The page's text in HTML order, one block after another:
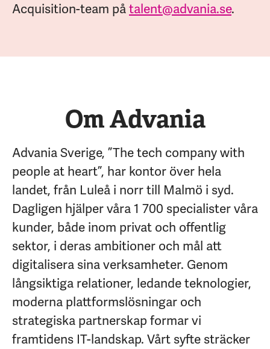
Acquisition-team påtalent@advania.se.
Om Advania
Advania Sverige, ”The tech company with
people at heart”, har kontor över hela
landet, från Luleå i norr till Malmö i syd.
Dagligen hjälper våra 1 700 specialister våra
kunder, både inom privat och offentlig
sektor, i deras ambitioner och mål att
digitalisera sina verksamheter. Genom
långsiktiga relationer, ledande teknologier,
moderna plattformslösningar och
strategiska partnerskap formar vi
framtidens IT-landskap. Vårt syfte sträcker